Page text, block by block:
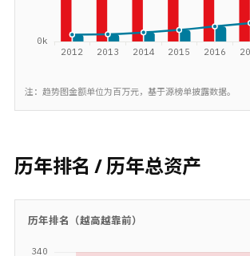
注：趋势图金额单位为百万元，基于源榜单披露数据。
历年排名 / 历年总资产
历年排名（越高越靠前）